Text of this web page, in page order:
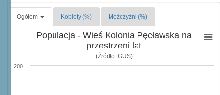
Ogółem Kobiety (%) Mężczyźni (%)
Populacja - Wieś Kolonia Pęcławska na
przestrzeni lat
(Źródło: GUS)
200